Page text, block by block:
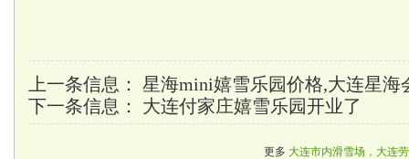
上一条信息： 星海mini嬉雪乐园价格,大连星海
下一条信息： 大连付家庄嬉雪乐园开业了
更多 大连市内滑雪场，大连